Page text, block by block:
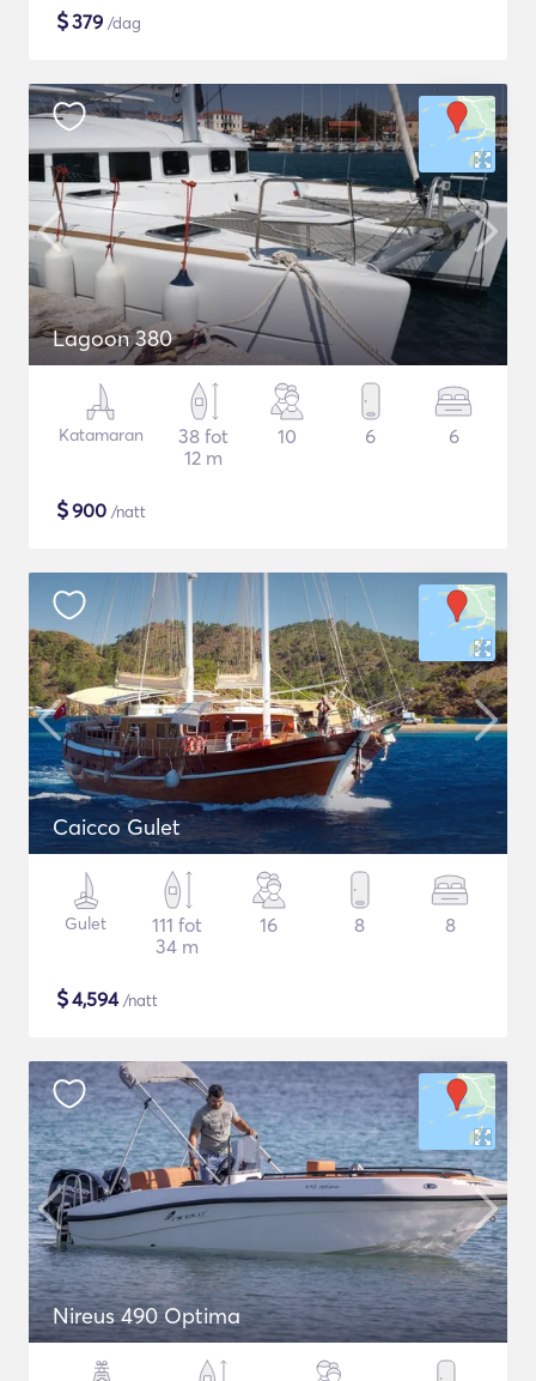
$379 /dag
Lagoon 380
Katamaran
38 fot
12 m
10 6 6
$900 /natt
Caicco Gulet
Gulet
111 fot
34 m
16 8 8
$4,594/natt
Nireus 490 Optima